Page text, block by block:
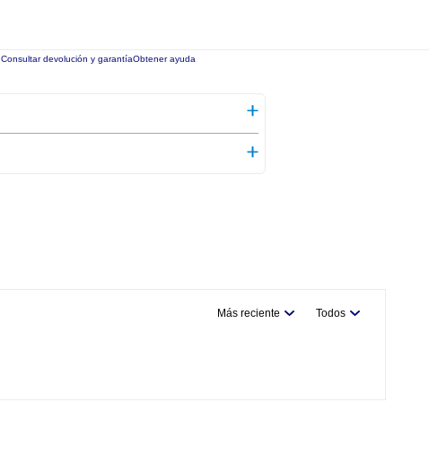
Consultar devolución y garantíaObtener ayuda
Más reciente Todos